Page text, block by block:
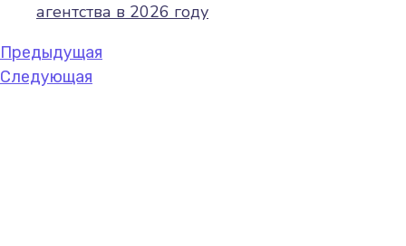
агентства в 2026 году
Предыдущая
Следующая